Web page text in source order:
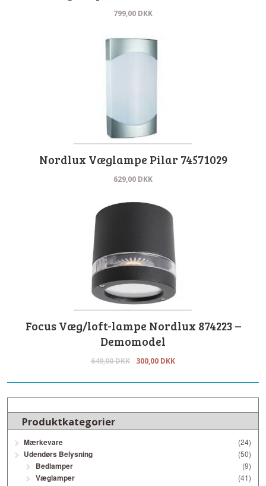
799,00 DKK
Nordlux Væglampe Pilar 74571029
629,00 DKK
Focus Væg/loft-lampe Nordlux 874223 –
Demomodel
649,00DKK 300,00 DKK
Produktkategorier
Mærkevare (24)
Udendørs Belysning (50)
Bedlamper (9)
Væglamper (41)